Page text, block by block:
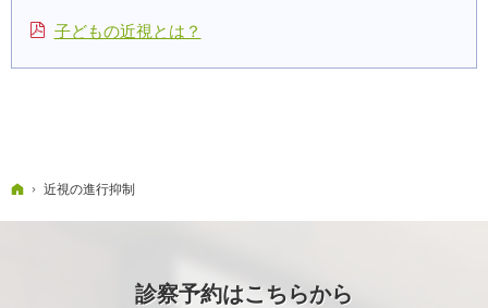
子どもの近視とは？
ホーム
近視の進行抑制
診察予約はこちらから